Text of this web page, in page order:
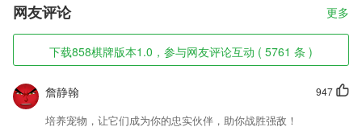
网友评论 更多
下载858棋牌版本1.0，参与网友评论互动 ( 5761 条 )
947
詹静翰
培养宠物，让它们成为你的忠实伙伴，助你战胜强敌！